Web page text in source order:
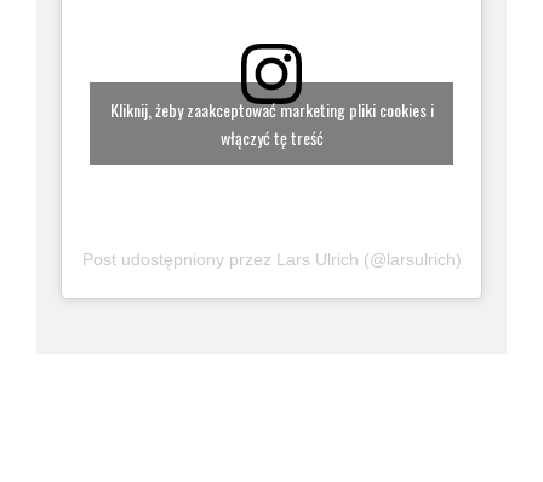
Post udostępniony przez Lars Ulrich (@larsulrich)
Kliknij, żeby zaakceptować marketing pliki cookies i
włączyć tę treść